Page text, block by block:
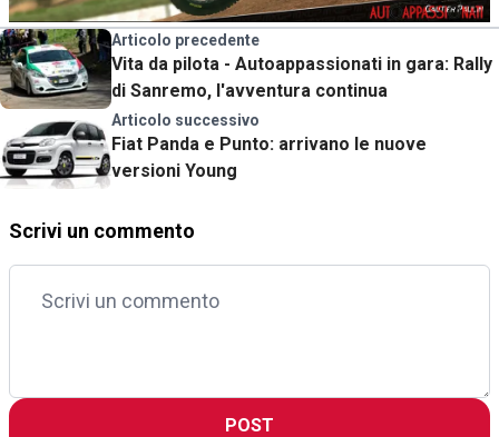
Articolo precedente
Vita da pilota - Autoappassionati in gara: Rally
di Sanremo, l'avventura continua
Articolo successivo
Fiat Panda e Punto: arrivano le nuove
versioni Young
Scrivi un commento
POST